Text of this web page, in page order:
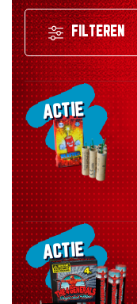
FILTEREN
ACTIE
ACTIE